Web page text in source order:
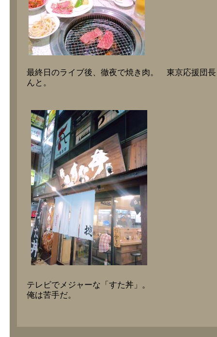
最終日のライブ後、徹夜で焼き肉。 東京応援団
んと。
テレビでメジャーな「すた丼」。
俺は苦手だ。